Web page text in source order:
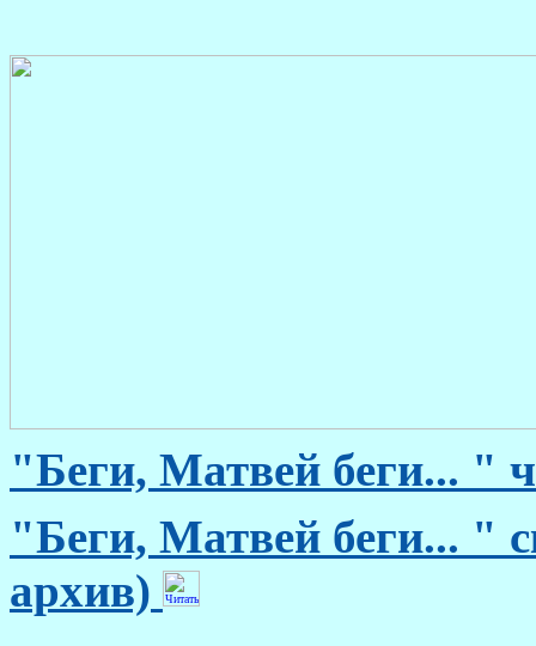
"Беги, Матвей беги... "
"Беги, Матвей беги... "
архив)